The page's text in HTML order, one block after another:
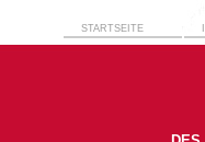
STARTSEITE